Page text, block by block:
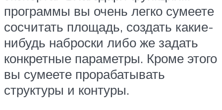
программы вы очень легко сумеете
сосчитать площадь, создать какие-
нибудь наброски либо же задать
конкретные параметры. Кроме этого
вы сумеете прорабатывать
структуры и контуры.